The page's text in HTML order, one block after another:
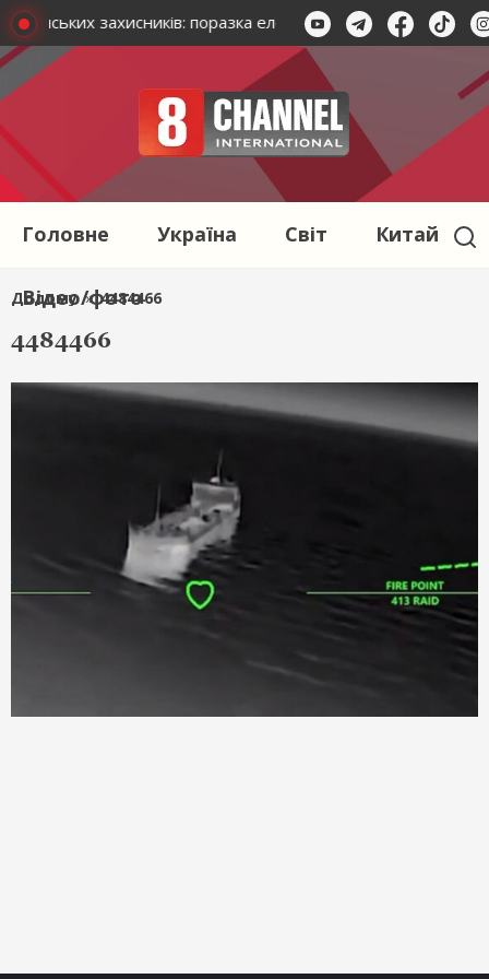
захисників: поразка елементів російської ПВО на
Головне Україна Світ Китай
Відео/фото
Додому » 4484466
4484466